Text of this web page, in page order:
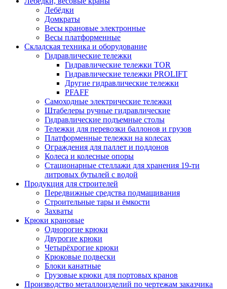
Лебёдки
Домкраты
Весы крановые электронные
Весы платформенные
Складская техника и оборудование
Гидравлические тележки
Гидравлические тележки TOR
Гидравлические тележки PROLIFT
Другие гидравлические тележки
PFAFF
Самоходные электрические тележки
Штабелеры ручные гидравлические
Гидравлические подъемные столы
Тележки для перевозки баллонов и грузов
Платформенные тележки на колесах
Ограждения для паллет и поддонов
Колеса и колесные опоры
Стационарные стеллажи для хранения 19-ти
литровых бутылей с водой
Продукция для строителей
Передвижные средства подмащивания
Строительные тары и ёмкости
Захваты
Крюки крановые
Однорогие крюки
Двурогие крюки
Четырёхрогие крюки
Крюковые подвески
Блоки канатные
Грузовые крюки для портовых кранов
Производство металлоизделий по чертежам заказчика